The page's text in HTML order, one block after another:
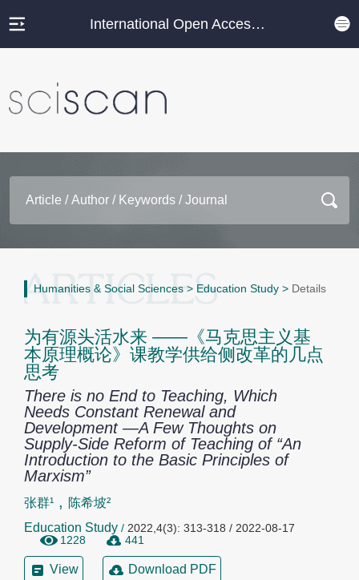
International Open Access Journal Platform
Humanities & Social Sciences > Education Study > Details
为有源头活水来 ——《马克思主义基
本原理概论》课教学供给侧改革的几点
思考
There is no End to Teaching, Which
Needs Constant Renewal and
Development —A Few Thoughts on
Supply-Side Reform of Teaching of “An
Introduction to the Basic Principles of
Marxism”
张群¹ , 陈希坡²
Education Study / 2022,4(3): 313-318 / 2022-08-17
1228
441
View Download PDF